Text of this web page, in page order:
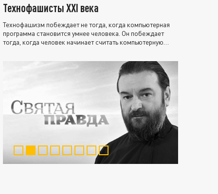
Технофашисты XXI века
Технофашизм побеждает не тогда, когда компьютерная
программа становится умнее человека. Он побеждает
тогда, когда человек начинает считать компьютерную